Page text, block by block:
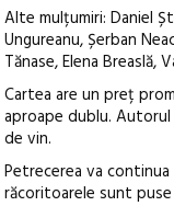
Alte mulțumiri: Daniel
Ungureanu, Șerban
Tănase, Elena
Cartea are un preț
aproape dublu. Autorul
de vin.
Petrecerea va continua
răcoritoarele sunt